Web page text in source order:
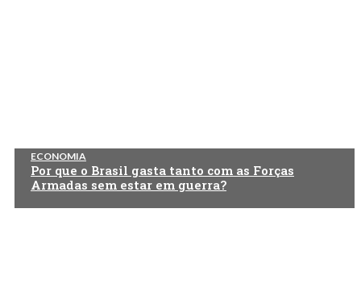
ECONOMIA
Por que o Brasil gasta tanto com as Forças
Armadas sem estar em guerra?